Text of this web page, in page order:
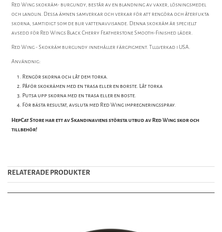
Red Wing skokräm- burgundy, består av en blandning av vaxer, lösningsmedel
och lanolin. Dessa ämnen samverkar och verkar för att rengöra och återfukta
skorna, samtidigt som de blir vattenavvisande. Denna skokräm är speciellt
avsedd för Red Wings Black Cherry Featherstone Smooth-Finished läder.
Red Wing - Skokräm burgundy innehåller färgpigment. Tlllverkad i USA.
Användnig:
Rengör skorna och låt dem torka.
Påför skokrämen med en trasa eller en borste. Låt torka
Putsa upp skorna med en trasa eller en boste.
För bästa resultat, avsluta med Red Wing impregneringsspray.
HepCat Store har ett av Skandinaviens största utbud av Red Wing skor och
tillbehör!
RELATERADE PRODUKTER